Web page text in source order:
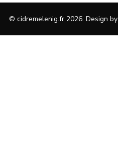
© cidremelenig.fr 2026. Design by